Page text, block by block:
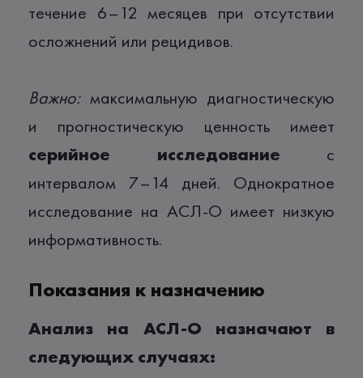
течение 6–12 месяцев при отсутствии
осложнений или рецидивов.
Важно:максимальную диагностическую
и прогностическую ценность имеет
серийное исследование с
интервалом 7–14 дней. Однократное
исследование на АСЛ-О имеет низкую
информативность.
Показания к назначению
Анализ на АСЛ-О назначают в
следующих случаях: